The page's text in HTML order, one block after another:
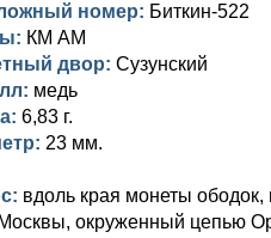
номер: Биткин-522
КМ АМ
двор: Сузунский
медь
6,83 г.
23 мм.
вдоль края монеты
окруженный цепью